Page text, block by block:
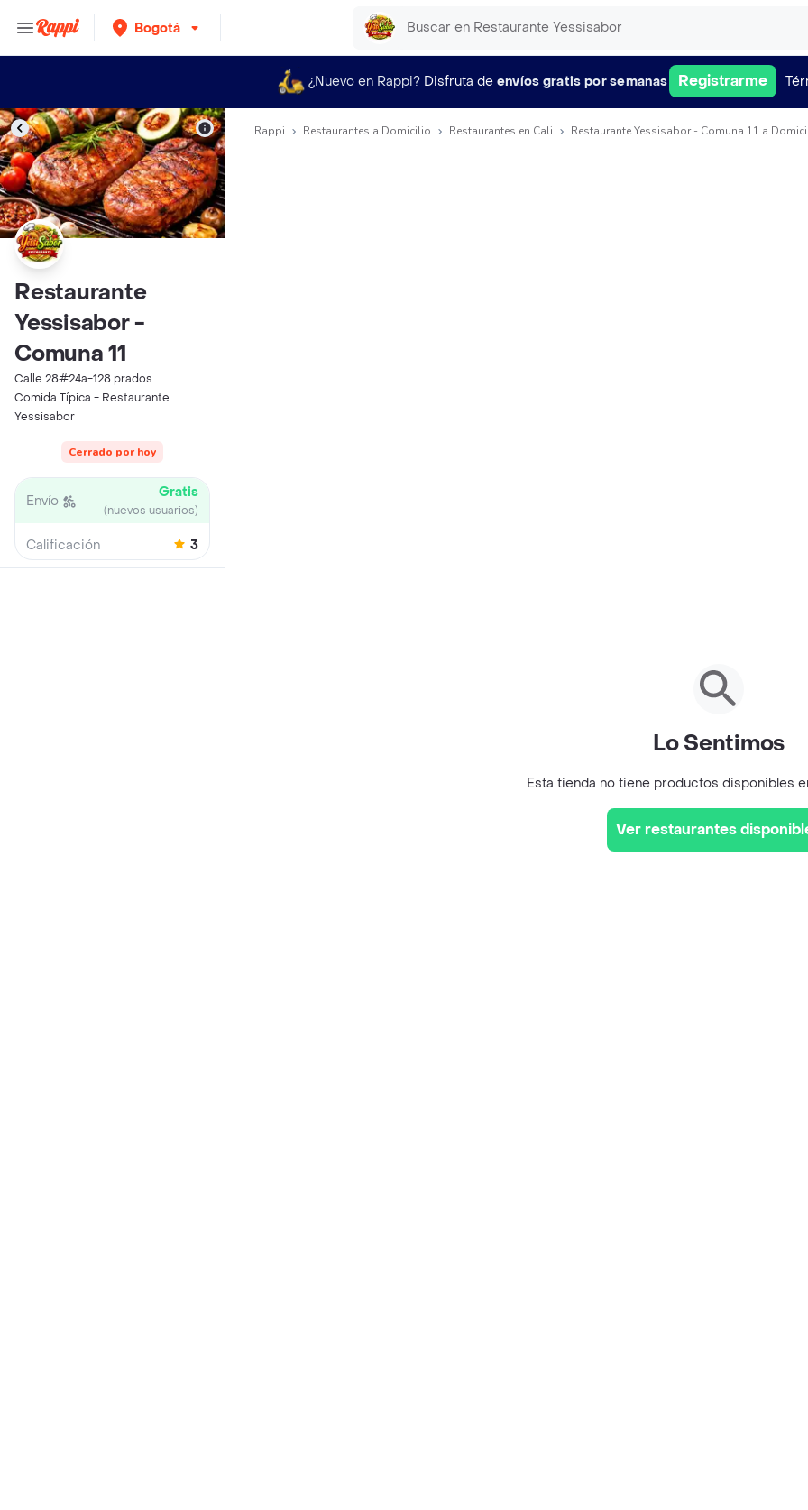
Bogotá
¿Nuevo en Rappi? Disfruta de envíos gratis por semanas Registrarme
Restaurante
Yessisabor -
Comuna 11
Calle 28#24a-128 prados
Comida Típica - Restaurante
Yessisabor
Cerrado por hoy
Envío Gratis
(nuevos usuarios)
Calificación 3
Rappi Restaurantes a Domicilio Restaurantes en Cali Restaurante Yessisabor - Comuna 11 a
Lo Sentimos
Esta tienda no tiene productos disponibles
Ver restaurantes